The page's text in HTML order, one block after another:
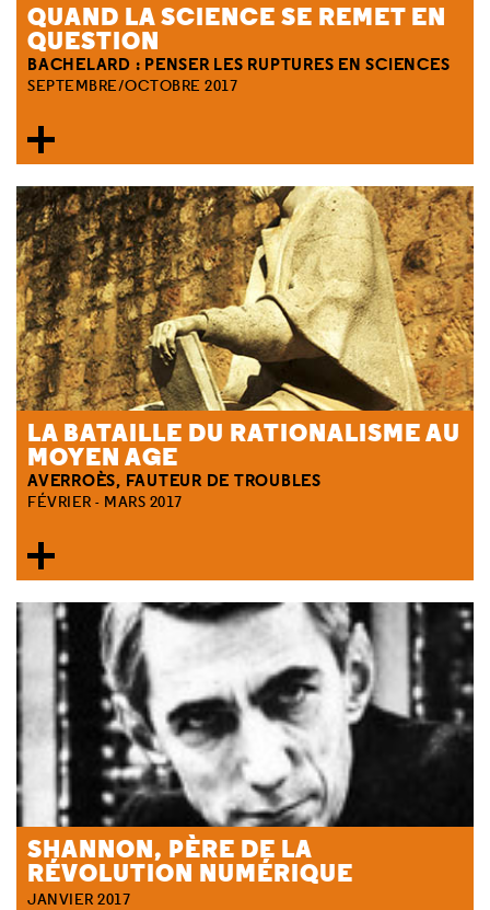
QUAND LA SCIENCE SE REMET EN
QUESTION
BACHELARD : PENSER LES RUPTURES EN SCIENCES
SEPTEMBRE/OCTOBRE 2017
LA BATAILLE DU RATIONALISME AU
MOYEN AGE
AVERROÈS, FAUTEUR DE TROUBLES
FÉVRIER - MARS 2017
SHANNON, PÈRE DE LA
RÉVOLUTION NUMÉRIQUE
JANVIER 2017